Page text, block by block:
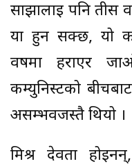
साझालाई पनि तीस
या हुन सक्छ, यो
वर्षमा हराएर
कम्युनिस्टको
असम्भवजस्तै थियो ।
मिश्र देवता